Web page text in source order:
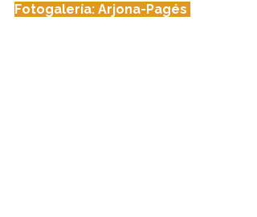
Fotogalería: Arjona-Pagés